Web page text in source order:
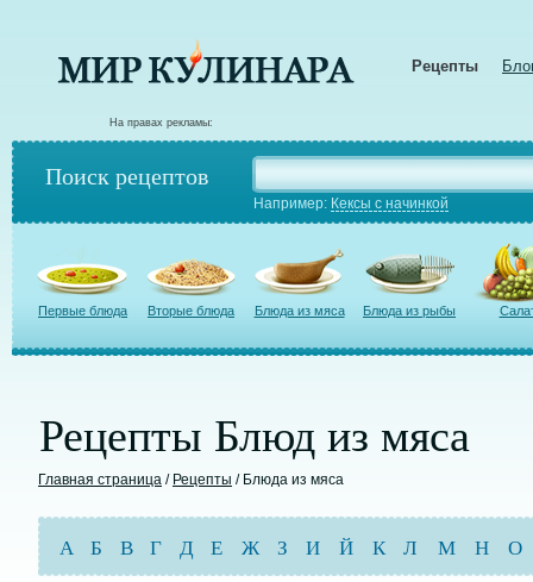
Рецепты
На правах рекламы:
Поиск рецептов
Например: Кексы с начинкой
Первые блюда Вторые блюда Блюда из мяса Блюда из рыбы
Рецепты Блюд из мяса
Главная страница / Рецепты / Блюда из мяса
А Б В Г Д Е Ж З И Й К Л М Н О